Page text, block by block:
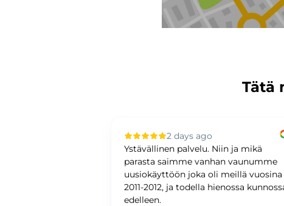
Tätä
2 days ago
Ystävällinen palvelu. Niin ja mikä
parasta saimme vanhan vaunumme
uusiokäyttöön joka oli meillä vuosina
2011-2012, ja todella hienossa
edelleen.